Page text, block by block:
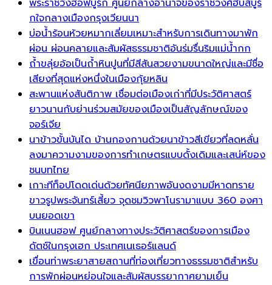
พระราชวังฮอฟบูร์ก ศูนย์กลางอำนาจของราชวงศ์ฮับส์บูร์
กใจกลางเมืองกรุงเวียนนา
บ่อน้ำร้อนห้วยหมากเลี่ยมเหมาะสำหรับการเดินทางมาพัก
ผ่อน ผ่อนคลายและสัมผัสธรรมชาติอันร่มรื่นริมแม่น้ำกก
ถ้ำขลุ่ยอ้อเป็นถ้ำหินปูนที่มีสีสันสวยงามขนาดใหญ่และมีชื่อ
เสียงที่สุดแห่งหนึ่งในเมืองกุ้ยหลิน
สะพานแห่งสันติภาพ เชื่อมต่อเมืองเก่าที่มีประวัติศาสตร์
ยาวนานกับย่านร่วมสมัยของเมืองเป็นสัญลักษณ์ของ
จอร์เจีย
นาข้าวขั้นบันได บ้านกองกานด้วยนาข้าวสีเขียวที่ลดหลั่น
ลงมาความงามของการทำเกษตรแบบดั้งเดิมและเสน่ห์ของ
ชนบทไทย
เกาะทีท็อปโดดเด่นด้วยทัศนียภาพอันงดงามมีหาดทราย
ขาวรูปพระจันทร์เสี้ยว จุดชมวิวพาโนรามาแบบ 360 องศา
บนยอดเขา
บินเนนฮอฟ ศูนย์กลางทางประวัติศาสตร์ของการเมือง
ดัตช์ในกรุงเฮก ประเทศเนเธอร์แลนด์
เขื่อนท่าพระยาสายสถานที่ท่องเที่ยวทางธรรมชาติสำหรับ
การพักผ่อนหย่อนใจและสัมผัสบรรยากาศยามเย็น